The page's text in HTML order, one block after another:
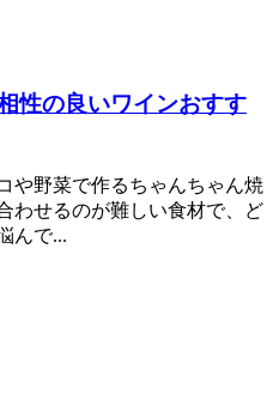
性の良いワインおすす
や野菜で作るちゃんちゃん焼
わせるのが難しい食材で、ど
んで...